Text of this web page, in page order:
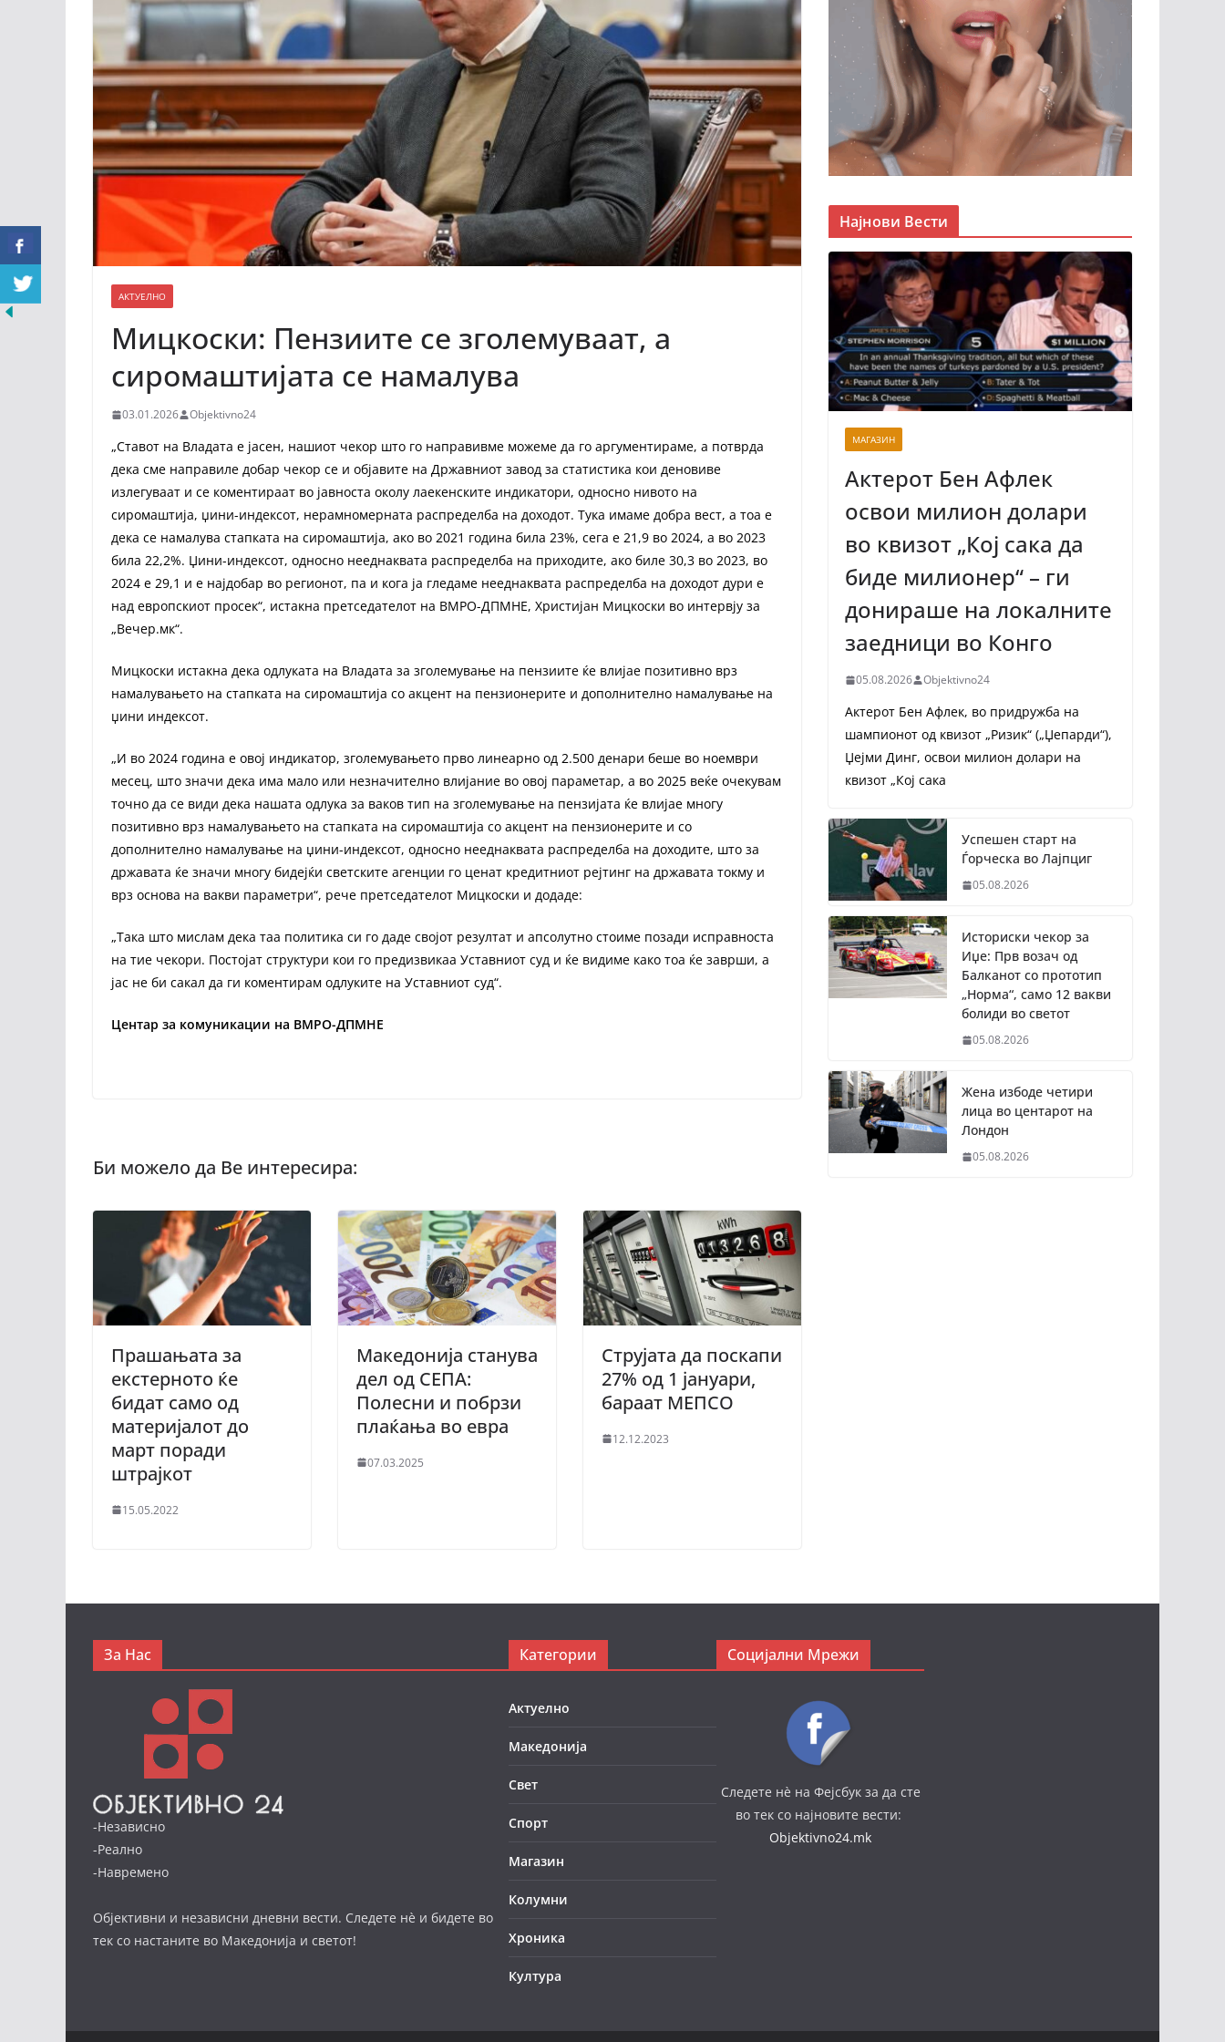
АКТУЕЛНО
Мицкоски: Пензиите се зголемуваат, а
сиромаштијата се намалува
03.01.2026 Objektivno24
„Ставот на Владата е јасен, нашиот чекор што го направивме можеме да го аргументираме, а потврда
дека сме направиле добар чекор се и објавите на Државниот завод за статистика кои деновиве
излегуваат и се коментираат во јавноста околу лаекенските индикатори, односно нивото на
сиромаштија, џини-индексот, нерамномерната распределба на доходот. Тука имаме добра вест, а тоа е
дека се намалува стапката на сиромаштија, ако во 2021 година била 23%, сега е 21,9 во 2024, а во 2023
била 22,2%. Џини-индексот, односно нееднаквата распределба на приходите, ако биле 30,3 во 2023, во
2024 е 29,1 и е најдобар во регионот, па и кога ја гледаме нееднаквата распределба на доходот дури е
над европскиот просек“, истакна претседателот на ВМРО-ДПМНЕ, Христијан Мицкоски во интервју за
„Вечер.мк“.
Мицкоски истакна дека одлуката на Владата за зголемување на пензиите ќе влијае позитивно врз
намалувањето на стапката на сиромаштија со акцент на пензионерите и дополнително намалување на
џини индексот.
„И во 2024 година е овој индикатор, зголемувањето прво линеарно од 2.500 денари беше во ноември
месец, што значи дека има мало или незначително влијание во овој параметар, а во 2025 веќе очекувам
точно да се види дека нашата одлука за ваков тип на зголемување на пензијата ќе влијае многу
позитивно врз намалувањето на стапката на сиромаштија со акцент на пензионерите и со
дополнително намалување на џини-индексот, односно нееднаквата распределба на доходите, што за
државата ќе значи многу бидејќи светските агенции го ценат кредитниот рејтинг на државата токму и
врз основа на вакви параметри“, рече претседателот Мицкоски и додаде:
„Така што мислам дека таа политика си го даде својот резултат и апсолутно стоиме позади исправноста
на тие чекори. Постојат структури кои го предизвикаа Уставниот суд и ќе видиме како тоа ќе заврши, а
јас не би сакал да ги коментирам одлуките на Уставниот суд“.
Центар за комуникации на ВМРО-ДПМНЕ
Прашањата за
екстерното ќе
бидат само од
материјалот до
март поради
штрајкот
15.05.2022
Македонија станува
дел од СЕПА:
Полесни и побрзи
плаќања во евра
07.03.2025
Струјата да поскапи
27% од 1 јануари,
бараат МЕПСО
12.12.2023
Најнови Вести
МАГАЗИН
Актерот Бен Афлек
освои милион долари
во квизот „Кој сака да
биде милионер“ – ги
донираше на локалните
заедници во Конго
05.08.2026 Objektivno24
Актерот Бен Афлек, во придружба на
шампионот од квизот „Ризик“ („Џепарди“),
Џејми Динг, освои милион долари на
квизот „Кој сака
Успешен старт на
Ѓорческа во Лајпциг
05.08.2026
Историски чекор за
Иџе: Прв возач од
Балканот со прототип
„Норма“, само 12 вакви
болиди во светот
05.08.2026
Жена избоде четири
лица во центарот на
Лондон
05.08.2026
За Нас
-Независно
-Реално
-Навремено
Објективни и независни дневни вести. Следете нè и бидете во
тек со настаните во Македонија и светот!
Категории
Актуелно
Македонија
Свет
Спорт
Магазин
Колумни
Хроника
Култура
Социјални Мрежи
Следете нè на Фејсбук за да сте
во тек со најновите вести:
Objektivno24.mk